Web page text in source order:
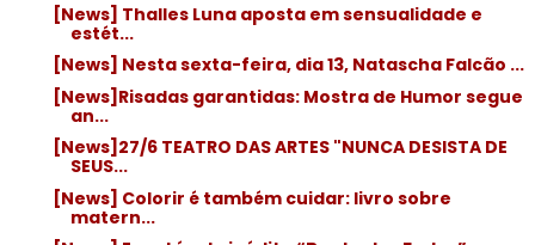
[News] Thalles Luna aposta em sensualidade e
estét...
[News] Nesta sexta-feira, dia 13, Natascha Falcão ...
[News]Risadas garantidas: Mostra de Humor segue
an...
[News]27/6 TEATRO DAS ARTES "NUNCA DESISTA DE
SEUS...
[News] Colorir é também cuidar: livro sobre
matern...